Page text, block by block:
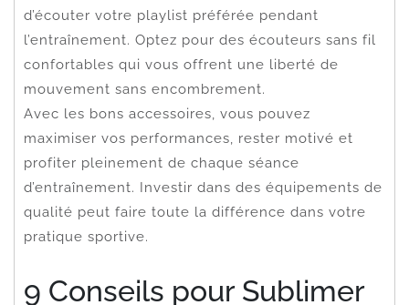
d’écouter votre playlist préférée pendant
l’entraînement. Optez pour des écouteurs sans fil
confortables qui vous offrent une liberté de
mouvement sans encombrement.
Avec les bons accessoires, vous pouvez
maximiser vos performances, rester motivé et
profiter pleinement de chaque séance
d’entraînement. Investir dans des équipements de
qualité peut faire toute la différence dans votre
pratique sportive.
9 Conseils pour Sublimer